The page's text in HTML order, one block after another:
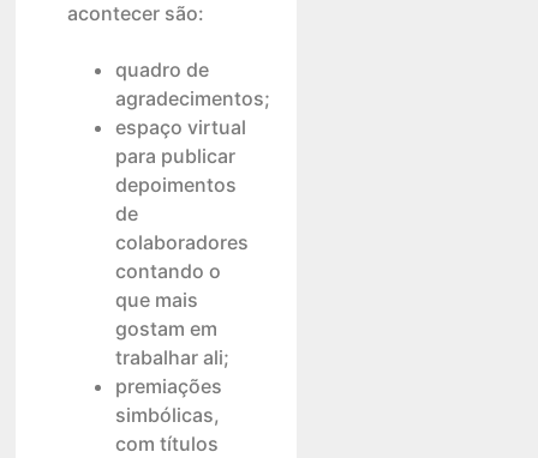
acontecer são:
quadro de
agradecimentos;
espaço virtual
para publicar
depoimentos
de
colaboradores
contando o
que mais
gostam em
trabalhar ali;
premiações
simbólicas,
com títulos